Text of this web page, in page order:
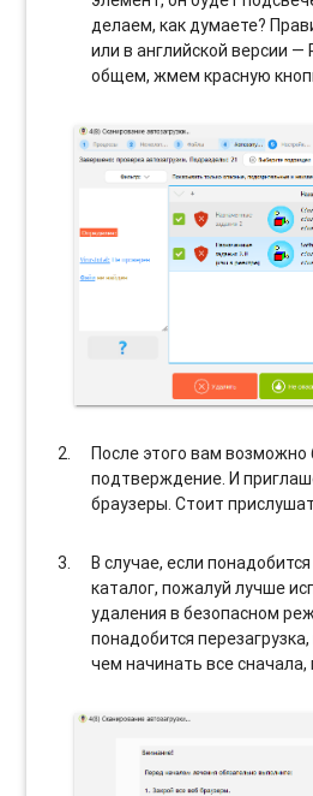
делаем, как думаете?
или в английской версии —
общем, жмем красную
После этого вам
подтверждение. И
браузеры. Стоит
В случае, если
каталог, пожалуй лучше
удаления в безопасном
понадобится
чем начинать все сначала,